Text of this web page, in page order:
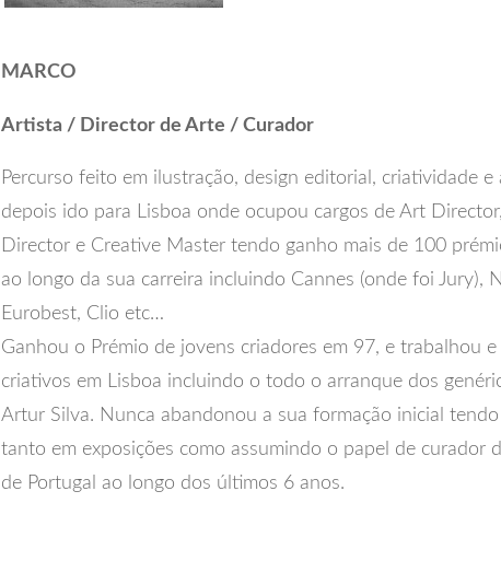
MARCO
Artista / Director de Arte / Curador
Percurso feito em ilustração, design editorial, criatividade
depois ido para Lisboa onde ocupou cargos de Art
Director e Creative Master tendo ganho mais de 100
ao longo da sua carreira incluindo Cannes (onde foi Jury),
Eurobest, Clio etc…
Ganhou o Prémio de jovens criadores em 97, e trabalhou
criativos em Lisboa incluindo o todo o arranque dos
Artur Silva. Nunca abandonou a sua formação inicial
tanto em exposições como assumindo o papel de curador
de Portugal ao longo dos últimos 6 anos.